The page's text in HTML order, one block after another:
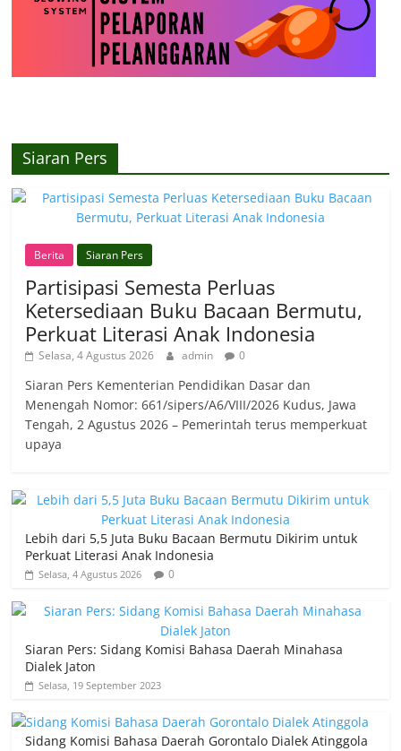
Siaran Pers
Berita Siaran Pers
Partisipasi Semesta Perluas
Ketersediaan Buku Bacaan Bermutu,
Perkuat Literasi Anak Indonesia
Selasa, 4 Agustus 2026 admin 0
Siaran Pers Kementerian Pendidikan Dasar dan
Menengah Nomor: 661/sipers/A6/VIII/2026 Kudus, Jawa
Tengah, 2 Agustus 2026 – Pemerintah terus memperkuat
upaya
Lebih dari 5,5 Juta Buku Bacaan Bermutu Dikirim untuk
Perkuat Literasi Anak Indonesia
Selasa, 4 Agustus 2026 0
Siaran Pers: Sidang Komisi Bahasa Daerah Minahasa
Dialek Jaton
Selasa, 19 September 2023
Sidang Komisi Bahasa Daerah Gorontalo Dialek Atinggola